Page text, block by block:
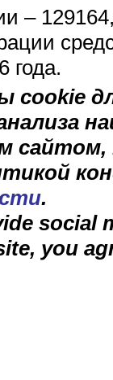
–
года.
cookie
.
social
you